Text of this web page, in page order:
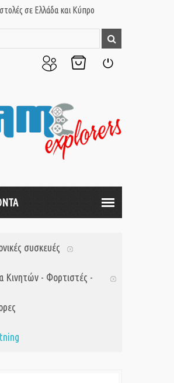
σε Ελλάδα και Κύπρο
μου
συσκευές
Κινητών - Φορτιστές -